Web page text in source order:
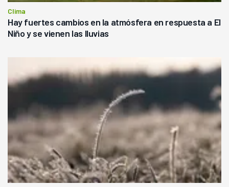
Clima
Hay fuertes cambios en la atmósfera en respuesta a El
Niño y se vienen las lluvias